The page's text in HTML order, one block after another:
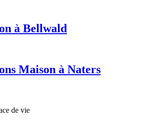
à Bellwald
Maison à Naters
de vie